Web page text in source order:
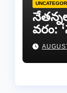
వరం:
ద్వారా